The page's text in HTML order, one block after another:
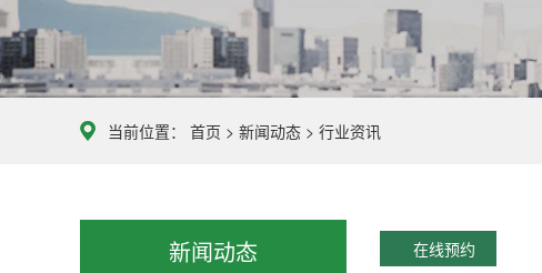
当前位置： 首页 > 新闻动态 > 行业资讯
新闻动态 在线预约